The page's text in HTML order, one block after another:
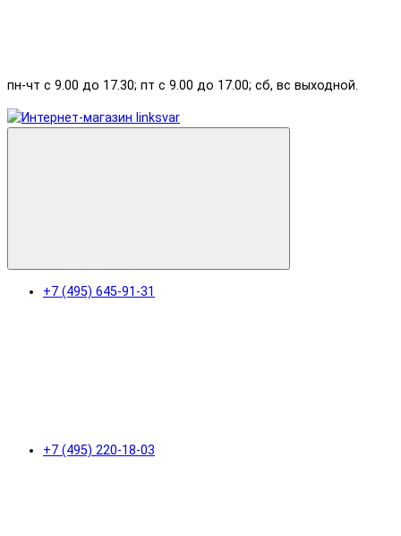
пн-чт с 9.00 до 17.30; пт с 9.00 до 17.00; сб, вс выходной.
+7 (495) 645-91-31
+7 (495) 220-18-03